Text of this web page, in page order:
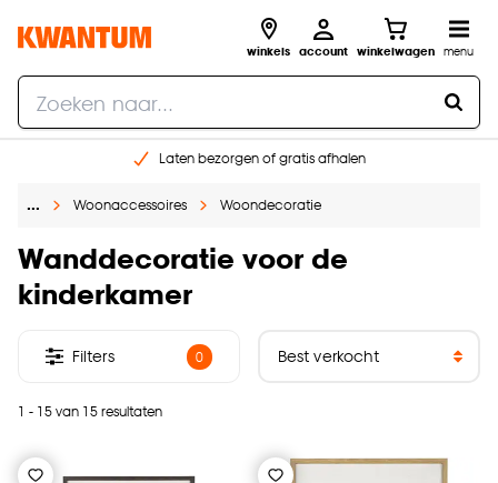
winkels account winkelwagen menu
Laten bezorgen of gratis afhalen
Gratis raam advies en opmeten aan huis
… Woonaccessoires Woondecoratie
Wanddecoratie voor de
kinderkamer
1 - 15 van 15 resultaten
Filters 0